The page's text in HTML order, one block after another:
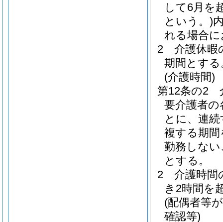
して6月を
という。)
れる場合
2
介護休暇
期間とする
(介護時間)
第12条の2
要介護者
とに、連
複する期
勤務しな
とする。
2
介護時間
き2時間を
(配偶者等
確認等)